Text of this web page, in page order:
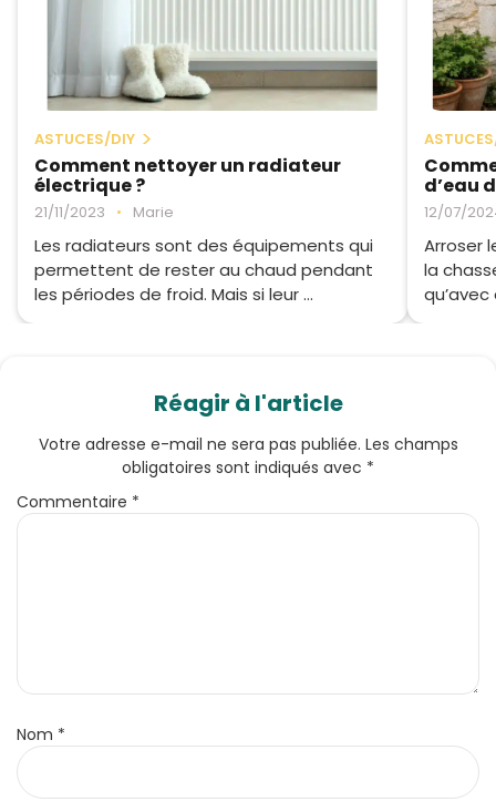
ASTUCES/DIY
Comment nettoyer un radiateur
électrique ?
21/11/2023 • Marie
Les radiateurs sont des équipements qui
permettent de rester au chaud pendant
les périodes de froid. Mais si leur ...
d’eau
12/07/
Arroser
la
qu’avec
Réagir à l'article
Votre adresse e-mail ne sera pas publiée. Les champs
obligatoires sont indiqués avec *
Commentaire *
Nom *